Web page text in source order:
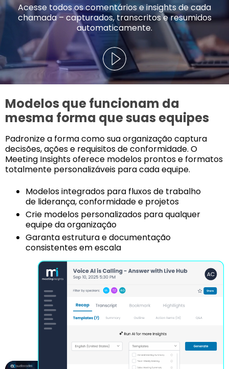
Acesse todos os comentários e insights de cada
chamada – capturados, transcritos e resumidos
automaticamente.
Modelos que funcionam da
mesma forma que suas equipes
Padronize a forma como sua organização captura
decisões, ações e requisitos de conformidade. O
Meeting Insights oferece modelos prontos e formatos
totalmente personalizáveis para cada equipe.
Modelos integrados para fluxos de trabalho
de liderança, conformidade e projetos
Crie modelos personalizados para qualquer
equipe da organização
Garanta estrutura e documentação
consistentes em escala